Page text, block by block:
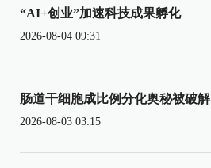
“AI+创业”加速科技成果孵化
2026-08-04 09:31
肠道干细胞成比例分化奥秘被破解
2026-08-03 03:15